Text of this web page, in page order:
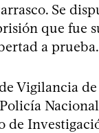
Se
que fue
a prueba.
Vigilancia
de